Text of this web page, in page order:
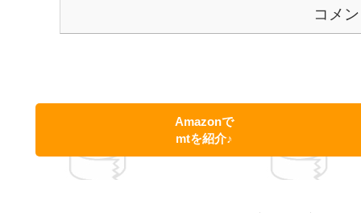
コメ
Amazonで
mtを紹介♪